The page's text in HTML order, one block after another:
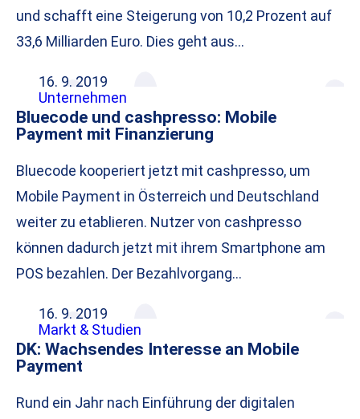
und schafft eine Steigerung von 10,2 Prozent auf
33,6 Milliarden Euro. Dies geht aus…
16. 9. 2019
Unternehmen
Bluecode und cashpresso: Mobile
Payment mit Finanzierung
Bluecode kooperiert jetzt mit cashpresso, um
Mobile Payment in Österreich und Deutschland
weiter zu etablieren. Nutzer von cashpresso
können dadurch jetzt mit ihrem Smartphone am
POS bezahlen. Der Bezahlvorgang…
16. 9. 2019
Markt & Studien
DK: Wachsendes Interesse an Mobile
Payment
Rund ein Jahr nach Einführung der digitalen